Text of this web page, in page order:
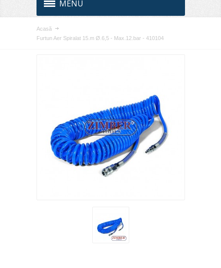
MENU
Acasă
Furtun Aer Spiralat 15.m Ø.6,5 - Max.12.bar - 410104